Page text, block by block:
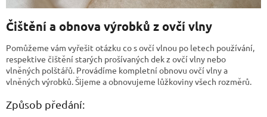
Čištění a obnova výrobků z ovčí vlny
Pomůžeme vám vyřešit otázku co s ovčí vlnou po letech používání,
respektive čištění starých prošívaných dek z ovčí vlny nebo
vlněných polštářů. Provádíme kompletní obnovu ovčí vlny a
vlněných výrobků. Šijeme a obnovujeme lůžkoviny všech rozměrů.
Způsob předání: